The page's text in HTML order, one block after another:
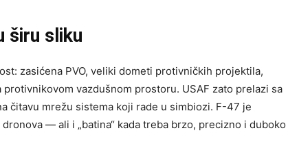
širu sliku
zasićena PVO, veliki dometi protivničkih projektila,
vazdušnom prostoru. USAF zato prelazi sa
čitavu mrežu sistema koji rade u simbiozi. F-47 je
— ali i „batina“ kada treba brzo, precizno i duboko